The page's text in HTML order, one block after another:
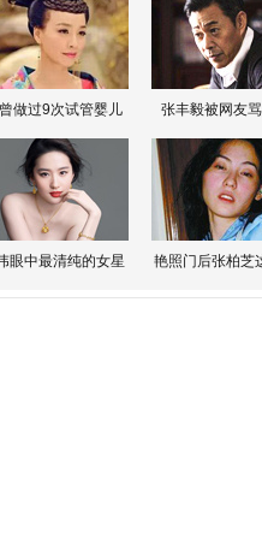
做过9次试管婴儿 张丰毅被网友
眼中最清纯的女星 艳照门后张柏芝